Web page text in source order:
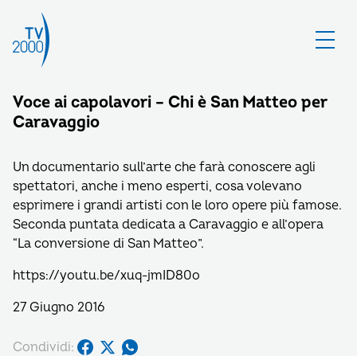
Voce ai capolavori – Chi è San Matteo per
Caravaggio
Un documentario sull’arte che farà conoscere agli
spettatori, anche i meno esperti, cosa volevano
esprimere i grandi artisti con le loro opere più famose.
Seconda puntata dedicata a Caravaggio e all’opera
“La conversione di San Matteo”.
https://youtu.be/xuq-jmID80o
27 Giugno 2016
Condividi: